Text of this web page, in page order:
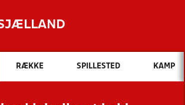
Hvad vil du søge efter?
INDHOLD OG NYHEDER
RÆKKE SPILLESTED KAMP